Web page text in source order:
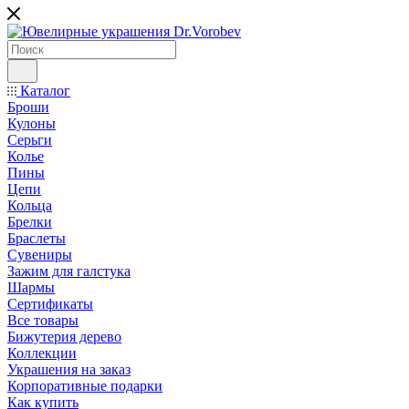
Каталог
Броши
Кулоны
Серьги
Колье
Пины
Цепи
Кольца
Брелки
Браслеты
Сувениры
Зажим для галстука
Шармы
Сертификаты
Все товары
Бижутерия дерево
Коллекции
Украшения на заказ
Корпоративные подарки
Как купить